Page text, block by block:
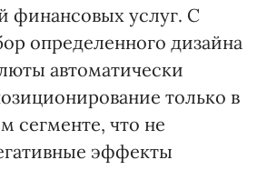
финансовых услуг. С
определенного дизайна
автоматически
только в
сегменте, что не
эффекты